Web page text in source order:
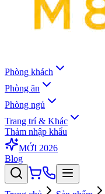
Phòng khách
Phòng ăn
Phòng ngủ
Trang trí & Khác
Thảm nhập khẩu
MỚI 2026
Blog